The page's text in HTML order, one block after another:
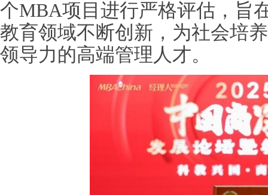
个MBA项目进行严格评估，旨
教育领域不断创新，为社会培
领导力的高端管理人才。